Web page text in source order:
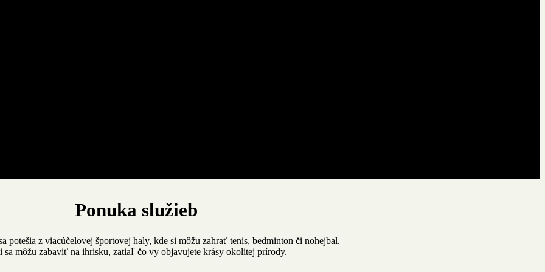
Ponuka služieb
potešia z viacúčelovej športovej haly, kde si môžu zahrať tenis, bedminton či nohejbal.
sa môžu zabaviť na ihrisku, zatiaľ čo vy objavujete krásy okolitej prírody.